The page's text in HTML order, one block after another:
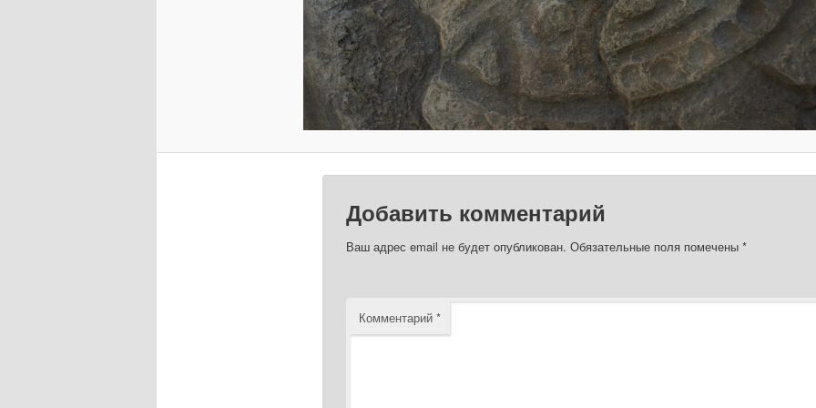
Добавить комментарий
Ваш адрес email не будет опубликован. Обязательные поля помечены *
Комментарий *